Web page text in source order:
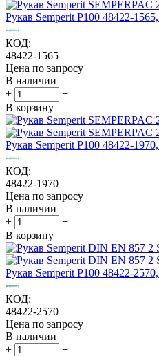
Рукав Semperit P100 48422-
КОД:
48422-1565
Цена по запросу
В наличии
+
−
В корзину
Рукав Semperit P100 48422-
КОД:
48422-1970
Цена по запросу
В наличии
+
−
В корзину
Рукав Semperit P100 48422-
КОД:
48422-2570
Цена по запросу
В наличии
+
−